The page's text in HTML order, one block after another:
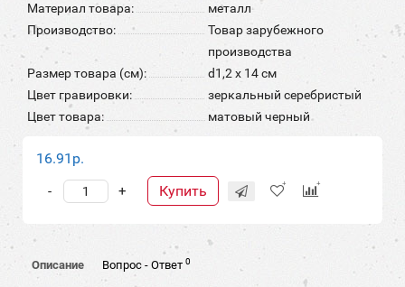
Материал товара:
металл
Производство:
Товар зарубежного
производства
Размер товара (см):
d1,2 х 14 см
Цвет гравировки:
зеркальный серебристый
Цвет товара:
матовый черный
16.91р.
+
- Купить
Описание Вопрос - Ответ 0